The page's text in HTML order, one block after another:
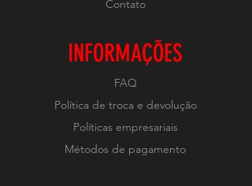
Contato
INFORMAÇÕES
FAQ
Política de troca e devolução
Políticas empresariais
Métodos de pagamento